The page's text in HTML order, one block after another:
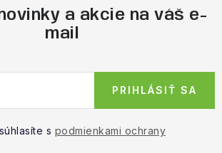
a akcie na váš e-
mail
s podmienkami ochrany
PRIHLÁSIŤ SA